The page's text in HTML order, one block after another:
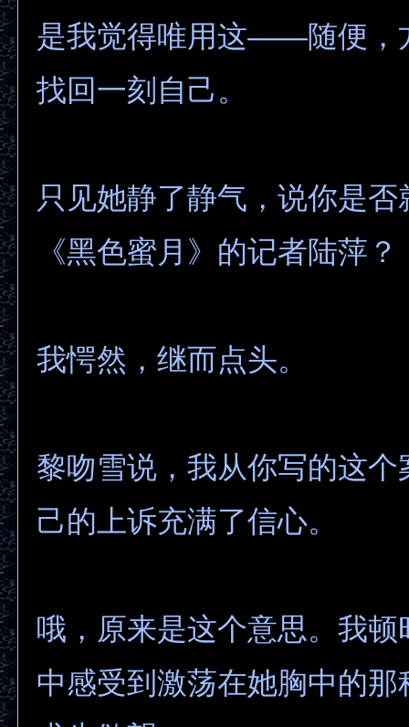
是我觉得唯用这——随便，
找回一刻自己。
只见她静了静气，说你是否
《黑色蜜月》的记者陆萍？
我愕然，继而点头。
黎吻雪说，我从你写的这个
己的上诉充满了信心。
哦，原来是这个意思。我顿
中感受到激荡在她胸中的那